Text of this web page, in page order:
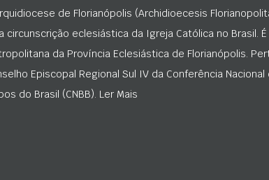
de Florianópolis (Archidioecesis
circunscrição eclesiástica da Igreja Católica no Brasil. É
da Província Eclesiástica de Florianópolis.
Episcopal Regional Sul IV da Conferência Nacional
do Brasil (CNBB). Ler Mais